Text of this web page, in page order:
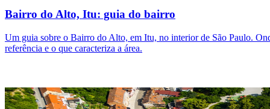
Bairro do Alto, Itu: guia do bairro
Um guia sobre o Bairro do Alto, em Itu, no interior de São Paulo.
referência e o que caracteriza a área.